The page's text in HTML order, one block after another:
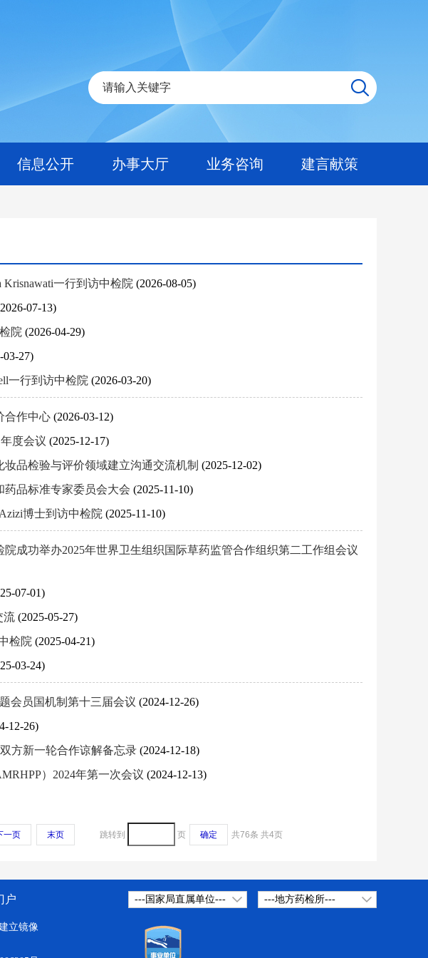
信息公开 办事大厅 业务咨询 建言献策
一行到访中检院 (2026-08-05)
07-13)
院 (2026-04-29)
03-27)
一行到访中检院 (2026-03-20)
合作中心 (2026-03-12)
度会议 (2025-12-17)
品检验与评价领域建立沟通交流机制 (2025-12-02)
药品标准专家委员会大会 (2025-11-10)
博士到访中检院 (2025-11-10)
成功举办2025年世界卫生组织国际草药监管合作组织第二工作组会议
07-01)
流 (2025-05-27)
检院 (2025-04-21)
03-24)
会员国机制第十三届会议 (2024-12-26)
12-26)
方新一轮合作谅解备忘录 (2024-12-18)
）2024年第一次会议 (2024-12-13)
一页 末页 跳转到 页 确定 共76条 共4页
户 ---地方药检所---
---国家局直属单位---
立镜像